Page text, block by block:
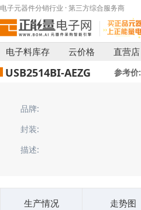
电子元器件分销行业 · 第三方综合服务商
电子料库存 云价格 直营店
USB2514BI-AEZG 参考价:
品牌:
封装:
描述:
生产情况 走势图